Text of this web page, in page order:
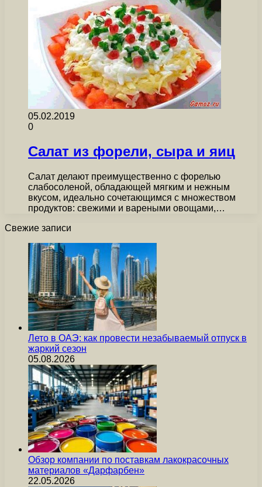
05.02.2019
0
Салат из форели, сыра и яиц
Салат делают преимущественно с форелью
слабосоленой, обладающей мягким и нежным
вкусом, идеально сочетающимся с множеством
продуктов: свежими и вареными овощами,…
Свежие записи
Лето в ОАЭ: как провести незабываемый отпуск в
жаркий сезон
05.08.2026
Обзор компании по поставкам лакокрасочных
материалов «Дарфарбен»
22.05.2026